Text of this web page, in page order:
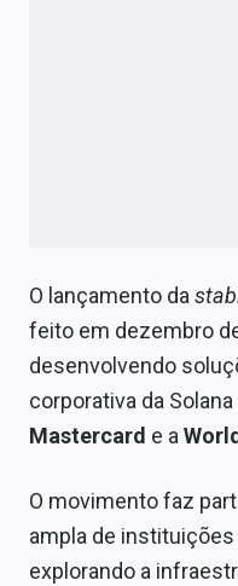
O lançamento da
feito em dezembro
desenvolvendo
corporativa da
Mastercard e a
O movimento faz
ampla de
explorando a